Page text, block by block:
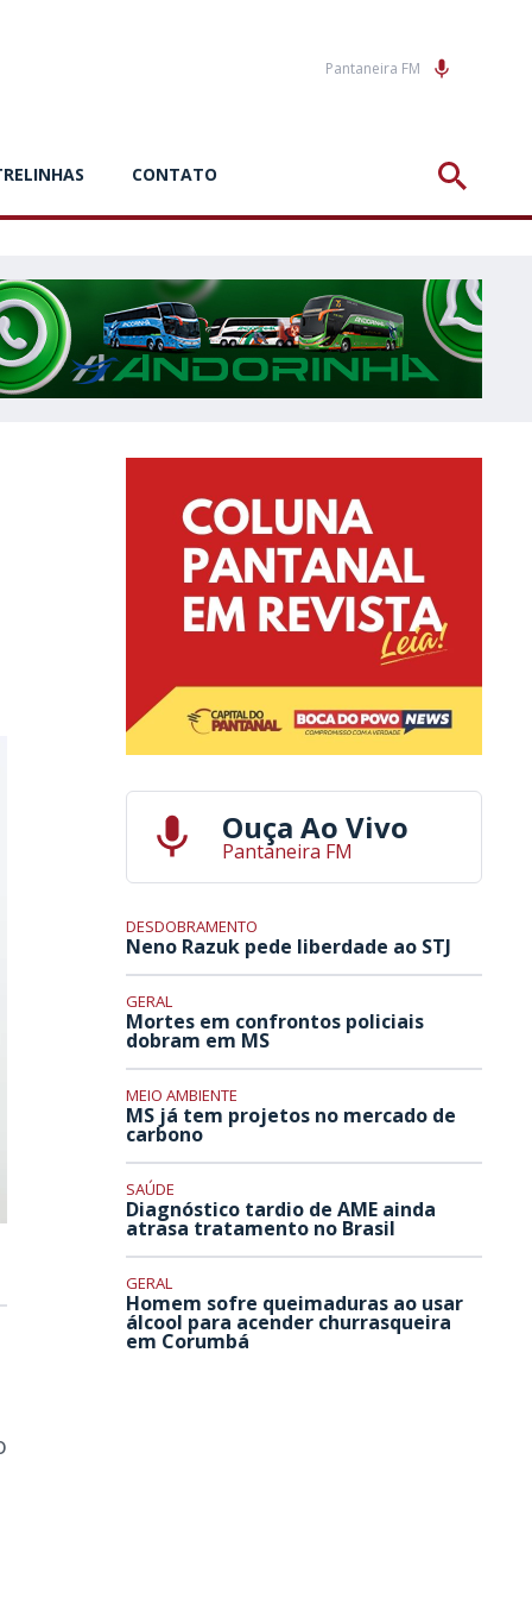
Pantaneira FM
CONTATO
Ouça Ao Vivo
Pantaneira FM
DESDOBRAMENTO
Neno Razuk pede liberdade ao STJ
GERAL
Mortes em confrontos policiais
dobram em MS
MEIO AMBIENTE
MS já tem projetos no mercado de
carbono
SAÚDE
Diagnóstico tardio de AME ainda
atrasa tratamento no Brasil
GERAL
Homem sofre queimaduras ao usar
álcool para acender churrasqueira
em Corumbá